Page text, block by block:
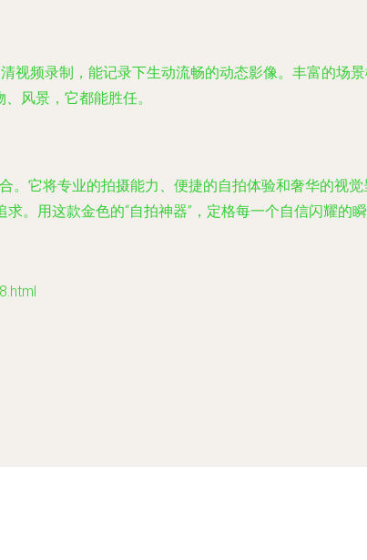
视频录制，能记录下生动流畅的动态影像。丰富的场
风景，它都能胜任。
。它将专业的拍摄能力、便捷的自拍体验和奢华的视
。用这款金色的“自拍神器”，定格每一个自信闪耀的